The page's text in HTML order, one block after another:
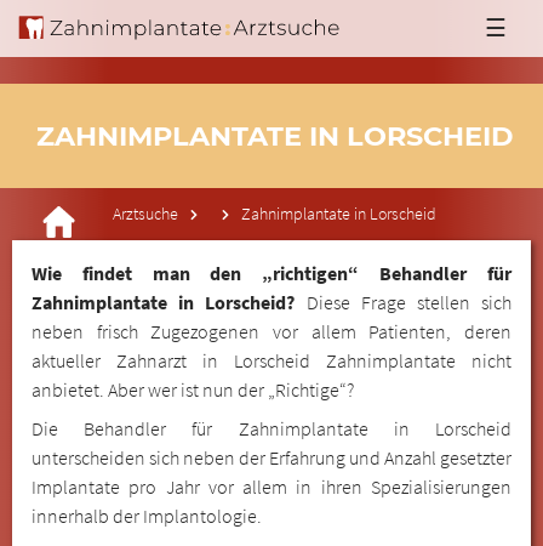
☰
ZAHNIMPLANTATE IN LORSCHEID
Arztsuche Zahnimplantate in Lorscheid
Wie findet man den „richtigen“ Behandler für
Zahnimplantate in Lorscheid? Diese Frage stellen sich
neben frisch Zugezogenen vor allem Patienten, deren
aktueller Zahnarzt in Lorscheid Zahnimplantate nicht
anbietet. Aber wer ist nun der „Richtige“?
Die Behandler für Zahnimplantate in Lorscheid
unterscheiden sich neben der Erfahrung und Anzahl gesetzter
Implantate pro Jahr vor allem in ihren Spezialisierungen
innerhalb der Implantologie.